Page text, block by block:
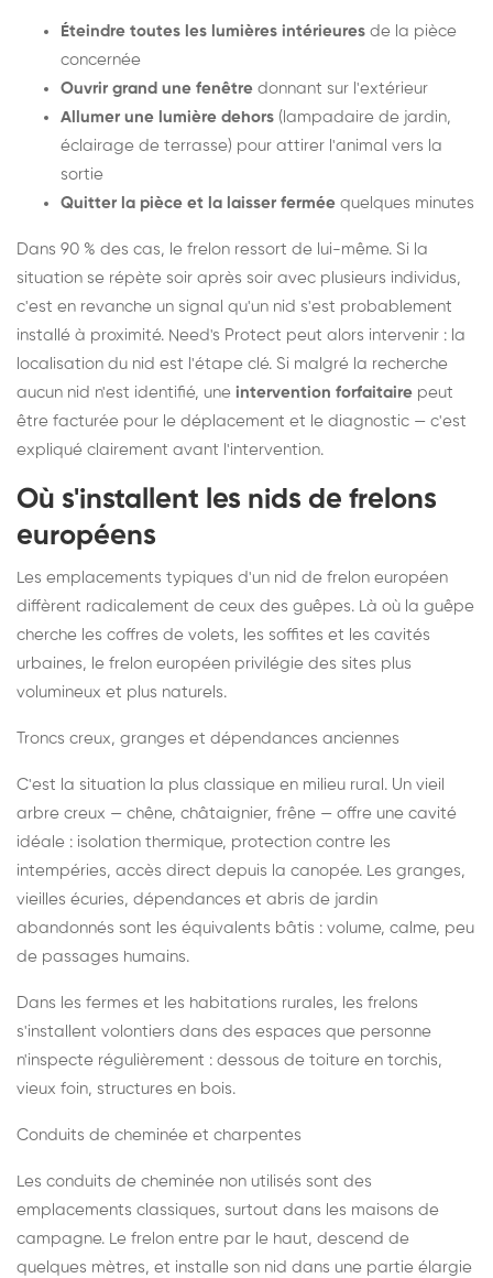
Éteindre toutes les lumières intérieures de la pièce
concernée
Ouvrir grand une fenêtre donnant sur l'extérieur
Allumer une lumière dehors (lampadaire de jardin,
éclairage de terrasse) pour attirer l'animal vers la
sortie
Quitter la pièce et la laisser fermée quelques minutes
Dans 90 % des cas, le frelon ressort de lui-même. Si la
situation se répète soir après soir avec plusieurs individus,
c'est en revanche un signal qu'un nid s'est probablement
installé à proximité. Need's Protect peut alors intervenir : la
localisation du nid est l'étape clé. Si malgré la recherche
aucun nid n'est identifié, une intervention forfaitaire peut
être facturée pour le déplacement et le diagnostic — c'est
expliqué clairement avant l'intervention.
Où s'installent les nids de frelons
européens
Les emplacements typiques d'un nid de frelon européen
diffèrent radicalement de ceux des guêpes. Là où la guêpe
cherche les coffres de volets, les soffites et les cavités
urbaines, le frelon européen privilégie des sites plus
volumineux et plus naturels.
Troncs creux, granges et dépendances anciennes
C'est la situation la plus classique en milieu rural. Un vieil
arbre creux — chêne, châtaignier, frêne — offre une cavité
idéale : isolation thermique, protection contre les
intempéries, accès direct depuis la canopée. Les granges,
vieilles écuries, dépendances et abris de jardin
abandonnés sont les équivalents bâtis : volume, calme, peu
de passages humains.
Dans les fermes et les habitations rurales, les frelons
s'installent volontiers dans des espaces que personne
n'inspecte régulièrement : dessous de toiture en torchis,
vieux foin, structures en bois.
Conduits de cheminée et charpentes
Les conduits de cheminée non utilisés sont des
emplacements classiques, surtout dans les maisons de
campagne. Le frelon entre par le haut, descend de
quelques mètres, et installe son nid dans une partie élargie